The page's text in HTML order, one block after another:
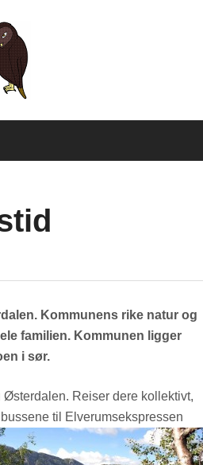
Kommunens rike natur og
familien. Kommunen ligger
i sør.
Reiser dere kollektivt,
til Elverumsekspressen